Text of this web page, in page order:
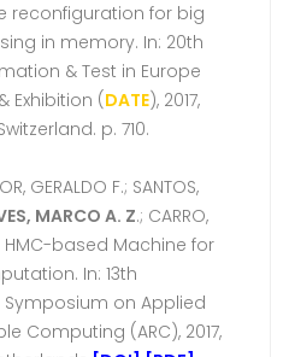
reconfiguration for big
in memory. In: 20th
& Test in Europe
Exhibition (DATE), 2017,
p. 710.
GERALDO F.; SANTOS,
MARCO A. Z.; CARRO,
HMC-based Machine for
In: 13th
on Applied
Computing (ARC), 2017,